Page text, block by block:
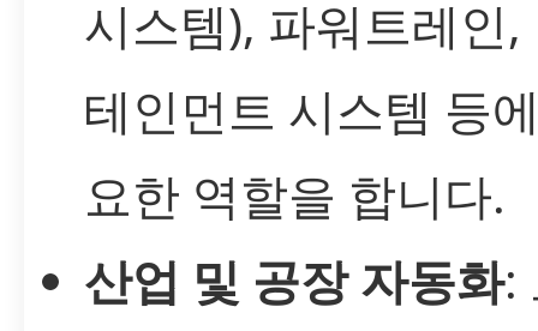
시스템), 파워트레인,
테인먼트 시스템 등
요한 역할을 합니다.
산업 및 공장 자동화: